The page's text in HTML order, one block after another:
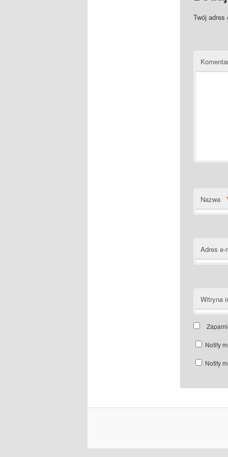
Twój adres
Nazwa
Adres e-
Witryna
Notify
Notify